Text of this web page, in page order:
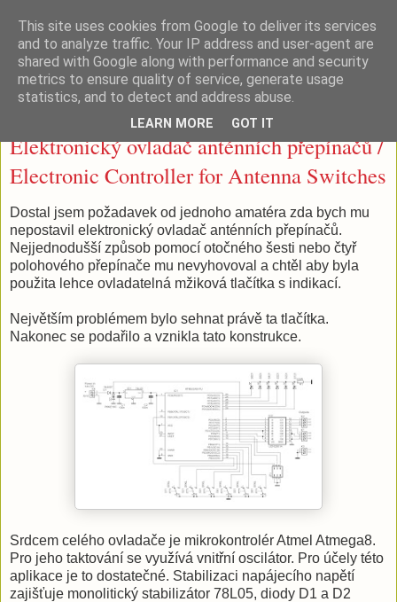
OK2ZI - Radioamateur's blog
Elektronický ovladač anténních přepínačů /
Electronic Controller for Antenna Switches
Dostal jsem požadavek od jednoho amatéra zda bych mu
nepostavil elektronický ovladač anténních přepínačů.
Nejjednodušší způsob pomocí otočného šesti nebo čtyř
polohového přepínače mu nevyhovoval a chtěl aby byla
použita lehce ovladatelná mžiková tlačítka s indikací.
Největším problémem bylo sehnat právě ta tlačítka.
Nakonec se podařilo a vznikla tato konstrukce.
Srdcem celého ovladače je mikrokontrolér Atmel Atmega8.
Pro jeho taktování se využívá vnitřní oscilátor. Pro účely této
aplikace je to dostatečné. Stabilizaci napájecího napětí
zajišťuje monolitický stabilizátor 78L05, diody D1 a D2
This site uses cookies from Google to deliver its services
and to analyze traffic. Your IP address and user-agent are
shared with Google along with performance and security
metrics to ensure quality of service, generate usage
statistics, and to detect and address abuse.
LEARN MORE GOT IT